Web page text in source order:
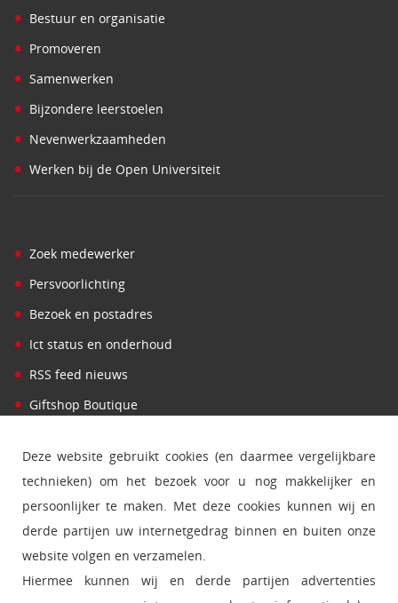
Deze website gebruikt cookies (en daarmee vergelijkbare
technieken) om het bezoek voor u nog makkelijker en
persoonlijker te maken. Met deze cookies kunnen wij en
derde partijen uw internetgedrag binnen en buiten onze
website volgen en verzamelen.
Hiermee kunnen wij en derde partijen advertenties
• Bestuur en organisatie
• Promoveren
• Samenwerken
• Bijzondere leerstoelen
• Nevenwerkzaamheden
• Werken bij de Open Universiteit
• Zoek medewerker
• Persvoorlichting
• Bezoek en postadres
• Ict status en onderhoud
• RSS feed nieuws
• Giftshop Boutique